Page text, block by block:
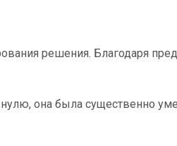
решения. Благодаря
она была существенно